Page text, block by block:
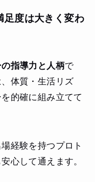
足度は大きく変わ
の指導力と人柄で
体質・生活リズ
的確に組み立てて
経験を持つプロト
心して通えます。